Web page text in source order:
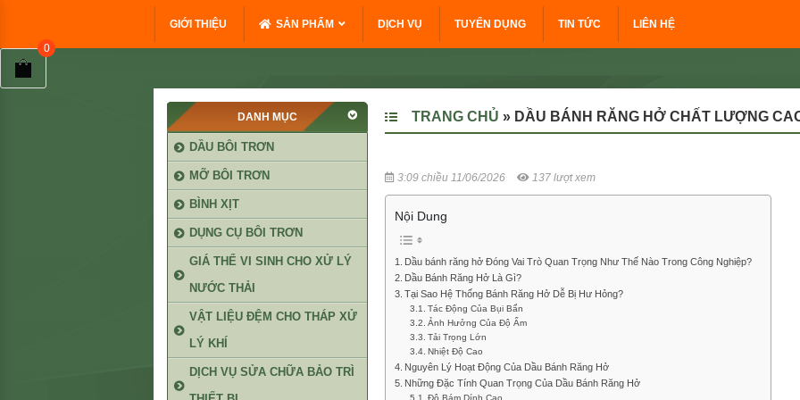
GIỚI THIỆU SẢN PHẨM DỊCH VỤ TUYỂN DỤNG TIN TỨC LIÊN HỆ
TRANG CHỦ » DẦU BÁNH RĂNG HỞ CHẤT LƯỢNG
3:09 chiều 11/06/2026 137 lượt xem
Nội Dung
Dầu bánh răng hở Đóng Vai Trò Quan Trọng Như Thế Nào Trong Công Nghiệp?
Dầu Bánh Răng Hở Là Gì?
Tại Sao Hệ Thống Bánh Răng Hở Dễ Bị Hư Hỏng?
Tác Động Của Bụi Bẩn
Ảnh Hưởng Của Độ Ẩm
Tải Trọng Lớn
Nhiệt Độ Cao
Nguyên Lý Hoạt Động Của Dầu Bánh Răng Hở
Những Đặc Tính Quan Trọng Của Dầu Bánh Răng Hở
Độ Bám Dính Cao
DANH MỤC
DẦU BÔI TRƠN
MỠ BÔI TRƠN
BÌNH XỊT
DỤNG CỤ BÔI TRƠN
GIÁ THỂ VI SINH CHO XỬ LÝ
NƯỚC THẢI
VẬT LIỆU ĐỆM CHO THÁP XỬ
LÝ KHÍ
DỊCH VỤ SỬA CHỮA BẢO TRÌ